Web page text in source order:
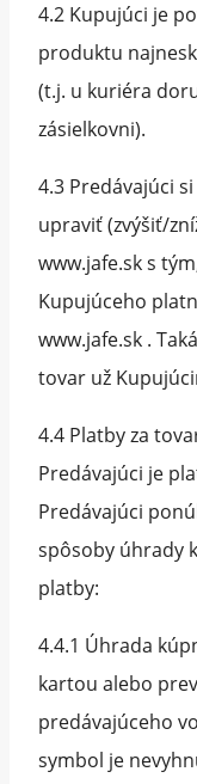
4.2 Kupujúci je
produktu
(t.j. u kuriéra
zásielkovni).
4.3 Predávajúci
upraviť (zvýšiť/
www.jafe.sk s
Kupujúceho
www.jafe.sk .
tovar už
4.4 Platby za
Predávajúci je
Predávajúci
spôsoby úhrady
platby:
4.4.1 Úhrada
kartou alebo
predávajúceho
symbol je